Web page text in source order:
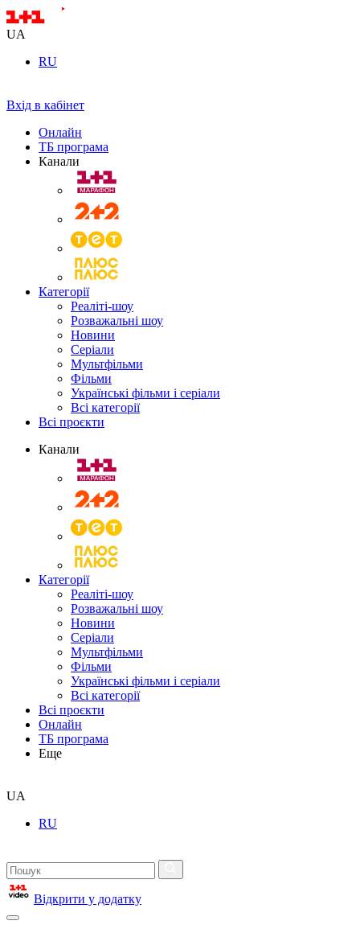
UA
RU
Вхід в кабінет
Онлайн
ТБ програма
Канали
Категорії
Реаліті-шоу
Розважальні шоу
Новини
Серіали
Мультфільми
Фільми
Українські фільми і серіали
Всі категорії
Всі проєкти
Канали
Категорії
Реаліті-шоу
Розважальні шоу
Новини
Серіали
Мультфільми
Фільми
Українські фільми і серіали
Всі категорії
Всі проєкти
Онлайн
ТБ програма
Еще
UA
RU
Відкрити у додатку